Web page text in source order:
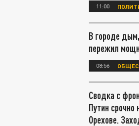
11:00
В городе
пережил
08:56
Сводка с
Путин срочно
Орехове.